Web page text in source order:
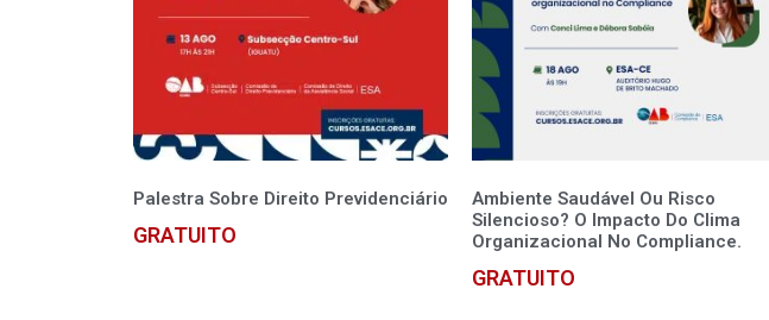
Palestra Sobre Direito Previdenciário
GRATUITO
Ambiente Saudável Ou Risco
Silencioso? O Impacto Do Clima
Organizacional No Compliance.
GRATUITO